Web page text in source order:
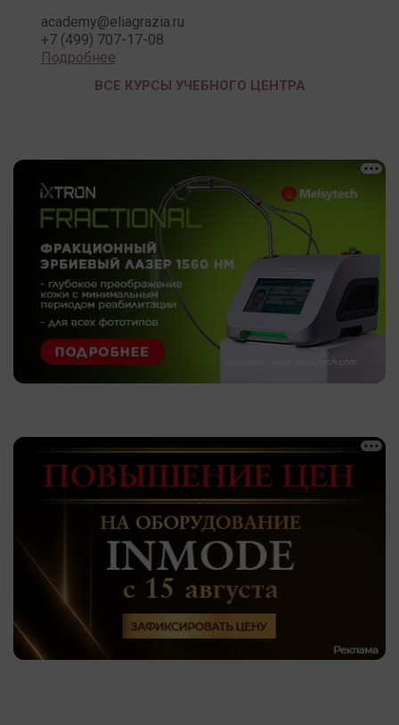
academy@eliagrazia.ru
+7 (499) 707-17-08
Подробнее
ВСЕ КУРСЫ УЧЕБНОГО ЦЕНТРА